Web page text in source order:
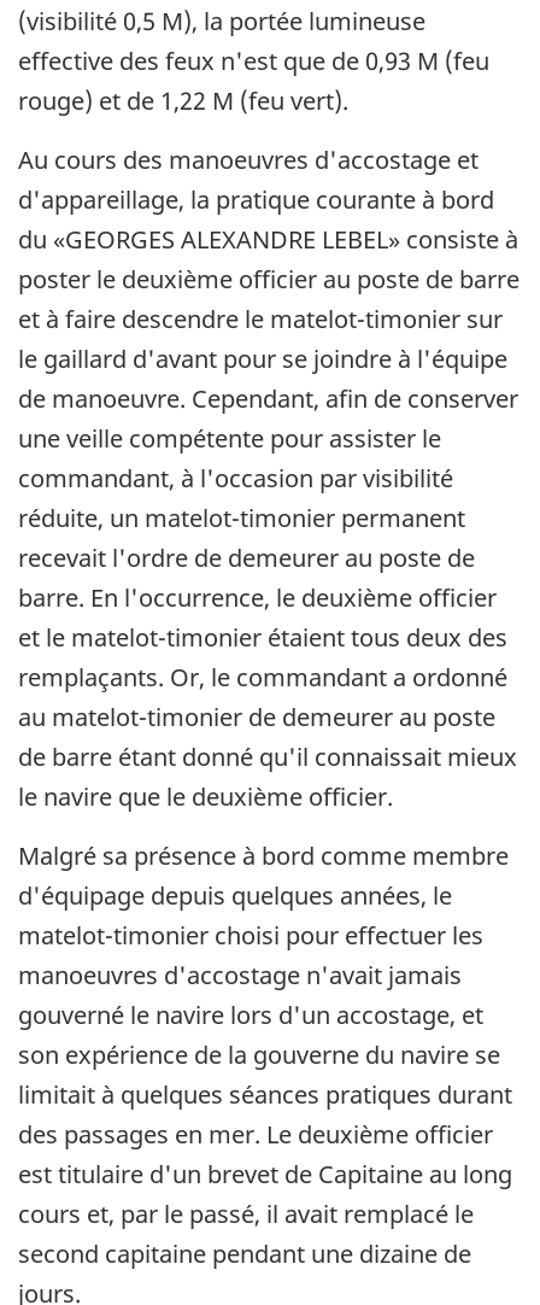
(visibilité 0,5 M), la portée lumineuse
effective des feux n'est que de 0,93 M (feu
rouge) et de 1,22 M (feu vert).
Au cours des manoeuvres d'accostage et
d'appareillage, la pratique courante à bord
du «GEORGES ALEXANDRE LEBEL» consiste à
poster le deuxième officier au poste de barre
et à faire descendre le matelot-timonier sur
le gaillard d'avant pour se joindre à l'équipe
de manoeuvre. Cependant, afin de conserver
une veille compétente pour assister le
commandant, à l'occasion par visibilité
réduite, un matelot-timonier permanent
recevait l'ordre de demeurer au poste de
barre. En l'occurrence, le deuxième officier
et le matelot-timonier étaient tous deux des
remplaçants. Or, le commandant a ordonné
au matelot-timonier de demeurer au poste
de barre étant donné qu'il connaissait mieux
le navire que le deuxième officier.
Malgré sa présence à bord comme membre
d'équipage depuis quelques années, le
matelot-timonier choisi pour effectuer les
manoeuvres d'accostage n'avait jamais
gouverné le navire lors d'un accostage, et
son expérience de la gouverne du navire se
limitait à quelques séances pratiques durant
des passages en mer. Le deuxième officier
est titulaire d'un brevet de Capitaine au long
cours et, par le passé, il avait remplacé le
second capitaine pendant une dizaine de
jours.